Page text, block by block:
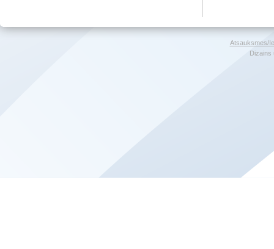
Atsauksmes/
Dizains